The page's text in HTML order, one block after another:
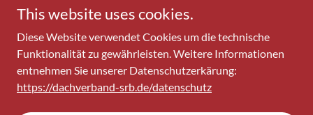
Datenschutz
Spenden
This website uses cookies.
Diese Website verwendet Cookies um die technische
Funktionalität zu gewährleisten. Weitere Informationen
entnehmen Sie unserer Datenschutzerkärung:
https://dachverband-srb.de/datenschutz